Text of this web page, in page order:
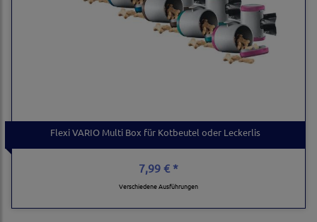
Flexi VARIO Multi Box für Kotbeutel oder Leckerlis
7,99 € *
Verschiedene Ausführungen